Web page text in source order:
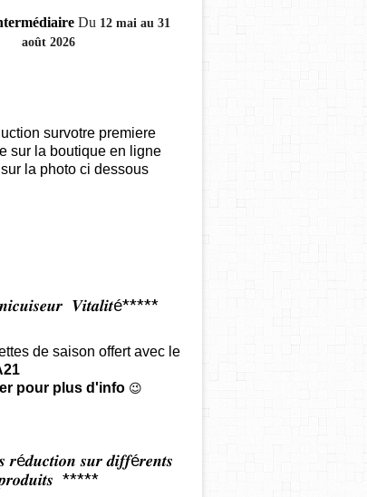
Du 12 mai au 31
août 2026
survotre premiere
sur la boutique en ligne
la photo ci dessous
𝑽𝒊𝒕𝒂𝒍𝒊𝒕é*****
de saison offertavec le
pour plus d'info 😉
𝒔𝒖𝒓 𝒅𝒊𝒇𝒇é𝒓𝒆𝒏𝒕𝒔
*****